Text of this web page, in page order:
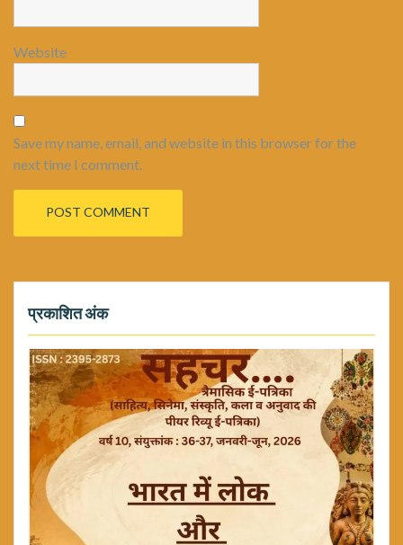
Website
Save my name, email, and website in this browser for the
next time I comment.
प्रकाशित अंक